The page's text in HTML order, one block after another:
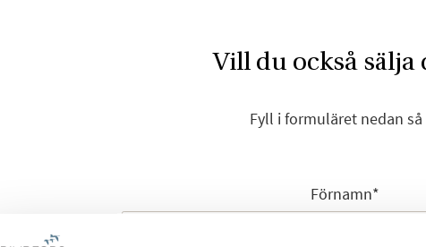
Vill du också sälja
Fyll i formuläret nedan
Förnamn*